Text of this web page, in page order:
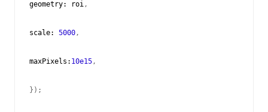
geometry: roi ,
scale: 5000 ,
maxPixels : 10e15 ,
});